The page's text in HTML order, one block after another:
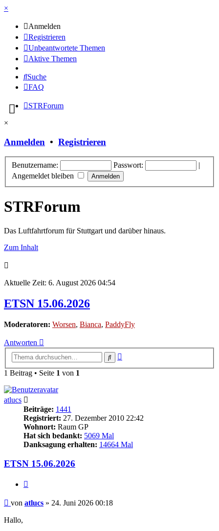
×
Anmelden
Registrieren
Unbeantwortete Themen
Aktive Themen
Suche
FAQ
STRForum
×
Anmelden • Registrieren
Benutzername: Passwort:
|
Angemeldet bleiben
STRForum
Das Luftfahrtforum für Stuttgart und darüber hinaus.
Zum Inhalt
Aktuelle Zeit: 6. August 2026 04:54
ETSN 15.06.2026
Moderatoren: Worsen, Bianca, PaddyFly
Antworten
Suche
1 Beitrag • Seite 1 von 1
atlucs
Beiträge: 1441
Registriert: 27. Dezember 2010 22:42
Wohnort: Raum GP
Hat sich bedankt: 5069 Mal
Danksagung erhalten: 14664 Mal
ETSN 15.06.2026
Beitrag
von atlucs » 24. Juni 2026 00:18
Hallo,